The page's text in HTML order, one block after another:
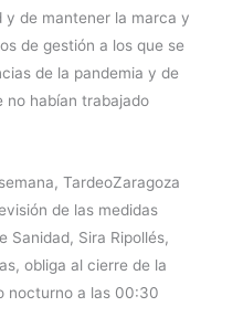
de mantener la marca y
de gestión a los que se
de la pandemia y de
no habían trabajado
TardeoZaragoza
de las medidas
Sanidad, Sira Ripollés,
obliga al cierre de la
nocturno a las 00:30